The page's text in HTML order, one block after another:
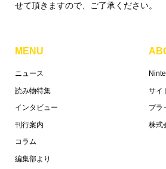
せて頂きますので、ご了承ください。
MENU
ニュース
読み物特集
インタビュー
刊行案内
コラム
編集部より
サイ
プラ
株式